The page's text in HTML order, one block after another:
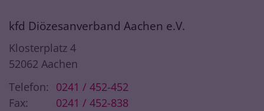
kfd Diözesanverband Aachen e.V.
Klosterplatz 4
52062 Aachen
Telefon:
0241 / 452-452
Fax:
0241 / 452-838